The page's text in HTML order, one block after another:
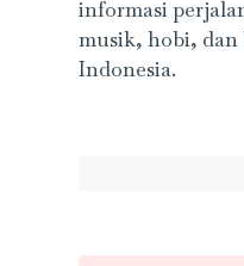
informasi
musik, hobi, dan
Indonesia.